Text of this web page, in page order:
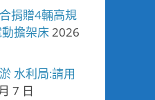
捐贈4輛高規
擔架床2026
水利局:請用
7 日